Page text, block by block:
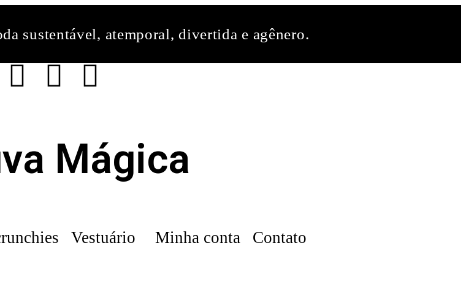
sustentável, atemporal, divertida e agênero.
Mágica
Vestuário Minha conta Contato